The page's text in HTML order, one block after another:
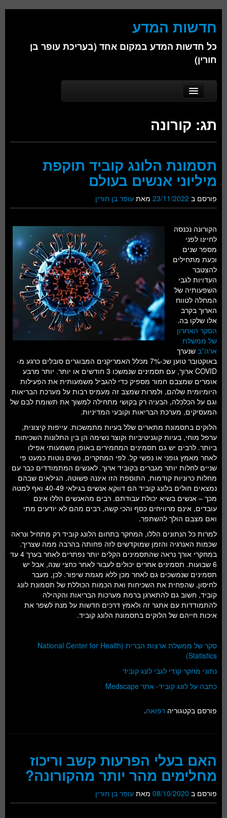
חדשות המדע
כל חדשות המדע במקום אחד (בעריכת עופר בן
חורין)
Main menu
Skip to primary content
Skip to secondary content
אודות
כימיה
פיזיקה
חברה
חלל ומדעי כדור הארץ
עתידנות
סקירות ספרים
טעימות מדע
תג: קורונה
תסמונת הלונג קוביד תוקפת
מיליוני אנשים בעולם
פורסם ב 23/11/2022 מאת עופר בן חורין
הקורונה נכנסה
לחיינו לפני
מספר שנים
וכעת מתחילים
להצטבר
העדויות לגבי
השפעותיה של
המחלה לטווח
הארוך בקרב
אלו שלקו בה.
הסקר האחרון
של ממשלת
ארה”ב שנערך
באוקטובר טוען שכ-7% מכלל האמריקנים המבוגרים סובלים כרגע מ-
COVID ארוך, עם תסמינים שנמשכו 3 חודשים או יותר. יותר מרבע
אומרים שמצבם חמור מספיק כדי להגביל משמעותית את הפעילות
היומיומית שלהם, ולמרות שמצב זה מעמיס רבות על מערכת הבריאות
וגם על הכלכלה, הבעיה רק ​​בקושי מתחילה למשוך את תשומת לבם של
המעסיקים, מערכת הבריאות וקובעי המדיניות.
הלוקים בתסמונת מתארים שלל בעיות מתמשכות. עייפות קיצונית,
ערפל מוחי, בעיות קוגניטיביות וקוצר נשימה הן בין התלונות השכיחות
ביותר. לרבים יש גם תסמינים המחמירים באופן משמעותי אפילו
לאחר מאמץ גופני או נפשי קל. לפי המחקרים, נשים נוטות כמעט פי
שניים לחלות יותר מגברים בקוביד ארוך. לאנשים המתמודדים כבר עם
מחלות כרוניות קודמות, התוספת הזו איננה פשוטה. הגילאים שבהם
נמצאים חולים בלונג קוביד הם דווקא אנשים בגילאי 40-49 ואף למטה
מכך – אנשים בשיא יכולת עבודתם. רבים מהאנשים הללו אינם
עובדים, אינם מרוויחים כסף והכי קשה, רבים מהם לא יודעים מתי
ואם מצבם הולך להשתפר.
למרות כל הנתונים הללו, המחקר בתחום הלונג קוביד רק מתחיל ונראה
שכמות האנרגיה והזמן שמוקדשים לזה פחותה בהרבה ממה שצריך.
במחקרי אורך נראה שהתסמינים הקלים יותר נפתרים לאחר בערך 4 עד
6 שבועות. תסמינים אחרים יכולים לעבור לאחר כחצי שנה, אבל יש
תסמינים שנמשכים גם לאחר מכן ללא מגמת שיפור. לכן, מעבר
לחיסון, שהפחית את השכיחות ואת הכמות הכוללת של תסמונת לונג
קוביד, חשוב גם להתארגן ברמת מערכות הבריאות והקהילה
להתמודדות עם אתגר זה ולאמץ דרכים חדשות על מנת לשפר את
איכות חייהם של הלוקים בתסמונת הלונג קוביד.
סקר של ממשלת ארצות הברית (National Center for Health
Statistics)
נתוני מחקר קנדי לגבי לונג קוביד
כתבה על לונג קוביד- אתר Medscape
פורסם בקטגוריה רפואה.
האם בעלי הפרעות קשב וריכוז
מחלימים מהר יותר מהקורונה?
פורסם ב 08/10/2020 מאת עופר בן חורין